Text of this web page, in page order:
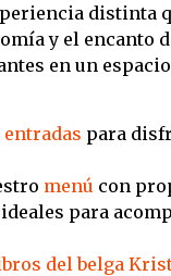
distinta
y el encanto
en un
entradas para
menú con
para
del belga